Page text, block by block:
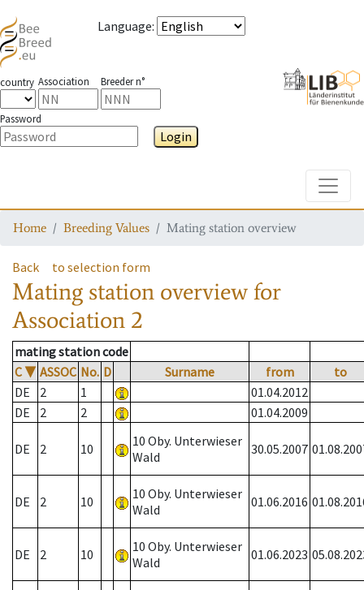
Language:
country Association Breeder n°
Password
Login
Home Breeding Values Mating station overview
Back to selection form
Mating station overviewfor
Association 2
mating station code
C ▼ ASSOC No. D Surname from
to
DE
2 1
01.04.2012
DE
2 2 01.04.2009
DE 2 10
10 Oby. Unterwieser
Wald
30.05.2007
DE 2 10
10 Oby. Unterwieser
Wald
01.06.2016
DE 2 10
10 Oby. Unterwieser
Wald
01.06.2023